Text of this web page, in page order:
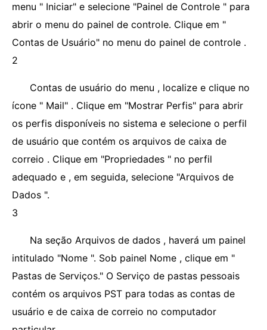
menu " Iniciar" e selecione "Painel de Controle " para
abrir o menu do painel de controle. Clique em "
Contas de Usuário" no menu do painel de controle .
2
Contas de usuário do menu , localize e clique no
ícone " Mail" . Clique em "Mostrar Perfis" para abrir
os perfis disponíveis no sistema e selecione o perfil
de usuário que contém os arquivos de caixa de
correio . Clique em "Propriedades " no perfil
adequado e , em seguida, selecione "Arquivos de
Dados ".
3
Na seção Arquivos de dados , haverá um painel
intitulado "Nome ". Sob painel Nome , clique em "
Pastas de Serviços." O Serviço de pastas pessoais
contém os arquivos PST para todas as contas de
usuário e de caixa de correio no computador